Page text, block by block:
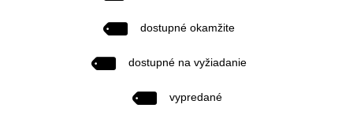
dostupné okamžite
dostupné na vyžiadanie
vypredané